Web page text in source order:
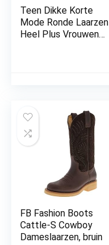
Teen Dikke Korte
Mode Ronde Laarzen
Heel Plus Vrouwen
FB Fashion Boots
Cattle-S Cowboy
Dameslaarzen, bruin